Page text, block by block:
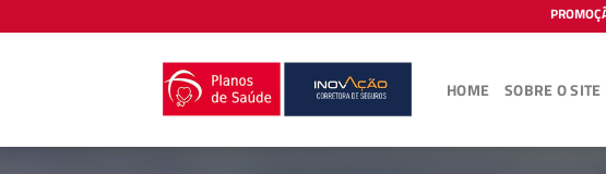
to
HOME SOBRE O SITE